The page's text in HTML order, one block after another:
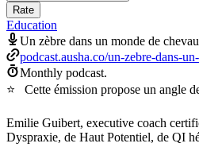
Rate
Education
Un zèbre dans un monde de
podcast.ausha.co/un-zebre-dans-
Monthly podcast.
⭐ Cette émission propose un angle
Emilie Guibert, executive coach
Dyspraxie, de Haut Potentiel, de QI